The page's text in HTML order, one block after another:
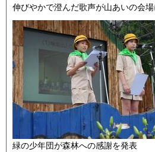
伸びやかで澄んだ歌声が山あいの会
緑の少年団が森林への感謝を発表